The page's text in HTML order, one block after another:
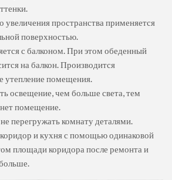
увеличения пространства применяется
поверхностью.
с балконом. При этом обеденный
на балкон. Производится
утепление помещения.
освещение, чем больше света, тем
помещение.
перегружать комнату деталями.
и кухня с помощью одинаковой
площади коридора после ремонта и